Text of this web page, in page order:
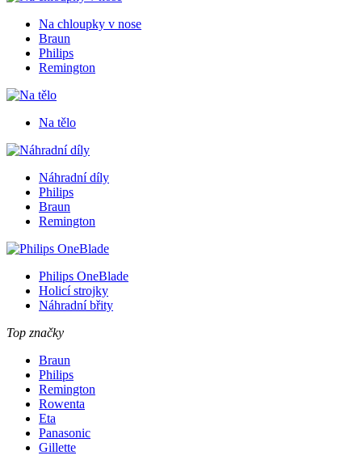
Na chloupky v nose
Braun
Philips
Remington
Na tělo
Náhradní díly
Philips
Braun
Remington
Philips OneBlade
Holicí strojky
Náhradní břity
Top značky
Braun
Philips
Remington
Rowenta
Eta
Panasonic
Gillette